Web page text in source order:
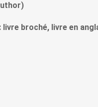
broché, livre en